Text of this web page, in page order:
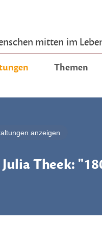
mitten im
Themen
anzeigen
Theek: